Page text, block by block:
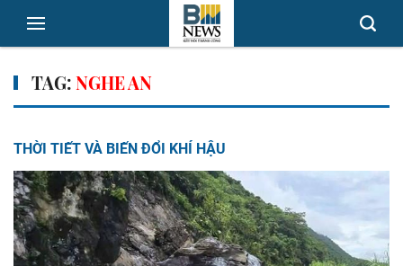
TAG:NGHE AN
THỜI TIẾT VÀ BIẾN ĐỔI KHÍ HẬU